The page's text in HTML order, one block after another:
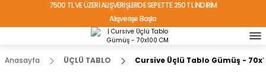
7500 TL VE ÜZERİ ALIŞVERİŞLERDE SEPETTE 250 TL İNDİRİM
Alışverişe Başla
TÜRKİYE'NİN HER YERİNE ÜCRETSİZ KARGO!
Anasayfa ÜÇLÜ TABLO Cursive Üçlü Tablo Gümüş -